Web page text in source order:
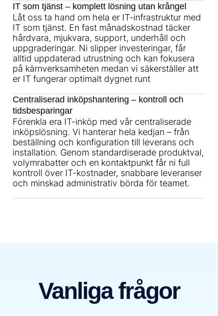
IT som tjänst – komplett lösning utan krångel
Låt oss ta hand om hela er IT-infrastruktur med
IT som tjänst. En fast månadskostnad täcker
hårdvara, mjukvara, support, underhåll och
uppgraderingar. Ni slipper investeringar, får
alltid uppdaterad utrustning och kan fokusera
på kärnverksamheten medan vi säkerställer att
er IT fungerar optimalt dygnet runt
Centraliserad inköpshantering – kontroll och
tidsbesparingar
Förenkla era IT-inköp med vår centraliserade
inköpslösning. Vi hanterar hela kedjan – från
beställning och konfiguration till leverans och
installation. Genom standardiserade produktval,
volymrabatter och en kontaktpunkt får ni full
kontroll över IT-kostnader, snabbare leveranser
och minskad administrativ börda för teamet.
Vanliga frågor